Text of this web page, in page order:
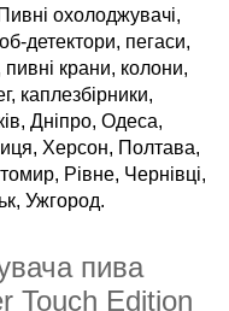
охолоджувачі,
детектори, пегаси,
пивні крани, колони,
каплезбірники,
Дніпро, Одеса,
Херсон, Полтава,
Рівне, Чернівці,
Ужгород.
пива
Touch Edition